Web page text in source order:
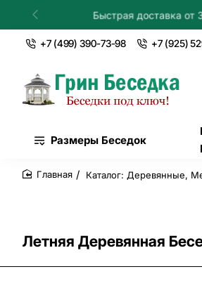
Установка в
+7 (499) 390-73-98 +7 (925)
Размеры Беседок
Летняя Деревянная
Каталог: Деревянные,